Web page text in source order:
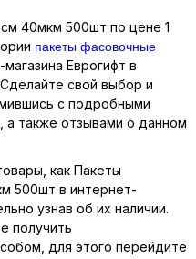
40мкм 500шт по цене 1
пакеты фасовочные
Еврогифт в
свой выбор и
с подробными
а также отзывами о данном
как Пакеты
500шт в интернет-
узнав об их наличии.
получить
для этого перейдите